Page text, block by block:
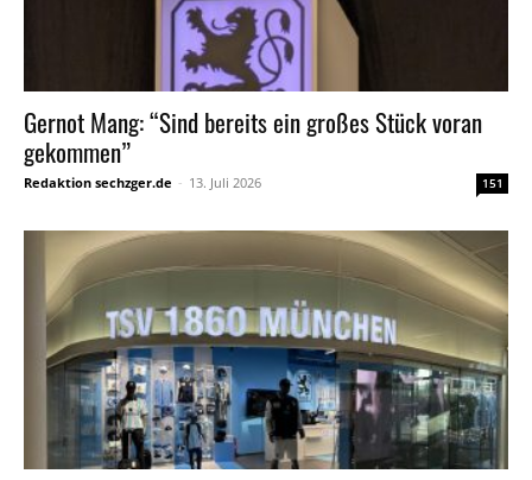
Gernot Mang: “Sind bereits ein großes Stück voran
gekommen”
Redaktion sechzger.de - 13. Juli 2026 151